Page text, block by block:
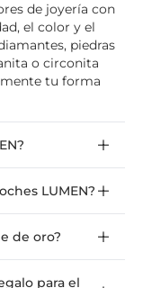
de joyería con
el color y el
piedras
o circonita
tu forma
LUMEN?
de oro?
para el